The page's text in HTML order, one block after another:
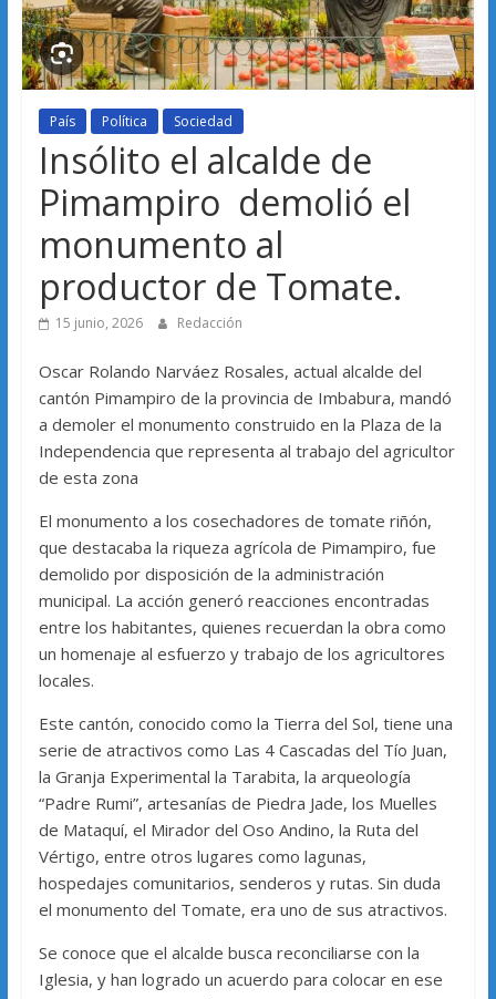
País Política Sociedad
Insólito el alcalde de
Pimampiro demolió el
monumento al
productor de Tomate.
15 junio, 2026 Redacción
Oscar Rolando Narváez Rosales, actual alcalde del
cantón Pimampiro de la provincia de Imbabura, mandó
a demoler el monumento construido en la Plaza de la
Independencia que representa al trabajo del agricultor
de esta zona
El monumento a los cosechadores de tomate riñón,
que destacaba la riqueza agrícola de Pimampiro, fue
demolido por disposición de la administración
municipal. La acción generó reacciones encontradas
entre los habitantes, quienes recuerdan la obra como
un homenaje al esfuerzo y trabajo de los agricultores
locales.
Este cantón, conocido como la Tierra del Sol, tiene una
serie de atractivos como Las 4 Cascadas del Tío Juan,
la Granja Experimental la Tarabita, la arqueología
“Padre Rumi”, artesanías de Piedra Jade, los Muelles
de Mataquí, el Mirador del Oso Andino, la Ruta del
Vértigo, entre otros lugares como lagunas,
hospedajes comunitarios, senderos y rutas. Sin duda
el monumento del Tomate, era uno de sus atractivos.
Se conoce que el alcalde busca reconciliarse con la
Iglesia, y han logrado un acuerdo para colocar en ese